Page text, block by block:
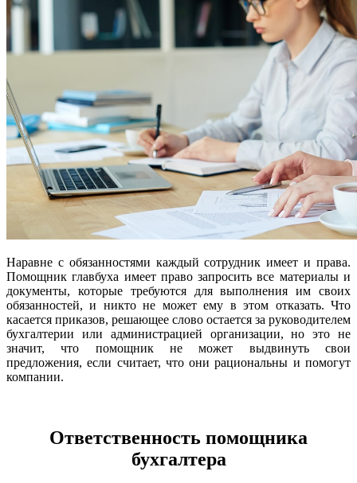
Наравне с обязанностями каждый сотрудник имеет и права.
Помощник главбуха имеет право запросить все материалы и
документы, которые требуются для выполнения им своих
обязанностей, и никто не может ему в этом отказать. Что
касается приказов, решающее слово остается за руководителем
бухгалтерии или администрацией организации, но это не
значит, что помощник не может выдвинуть свои
предложения, если считает, что они рациональны и помогут
компании.
Ответственность помощника
бухгалтера